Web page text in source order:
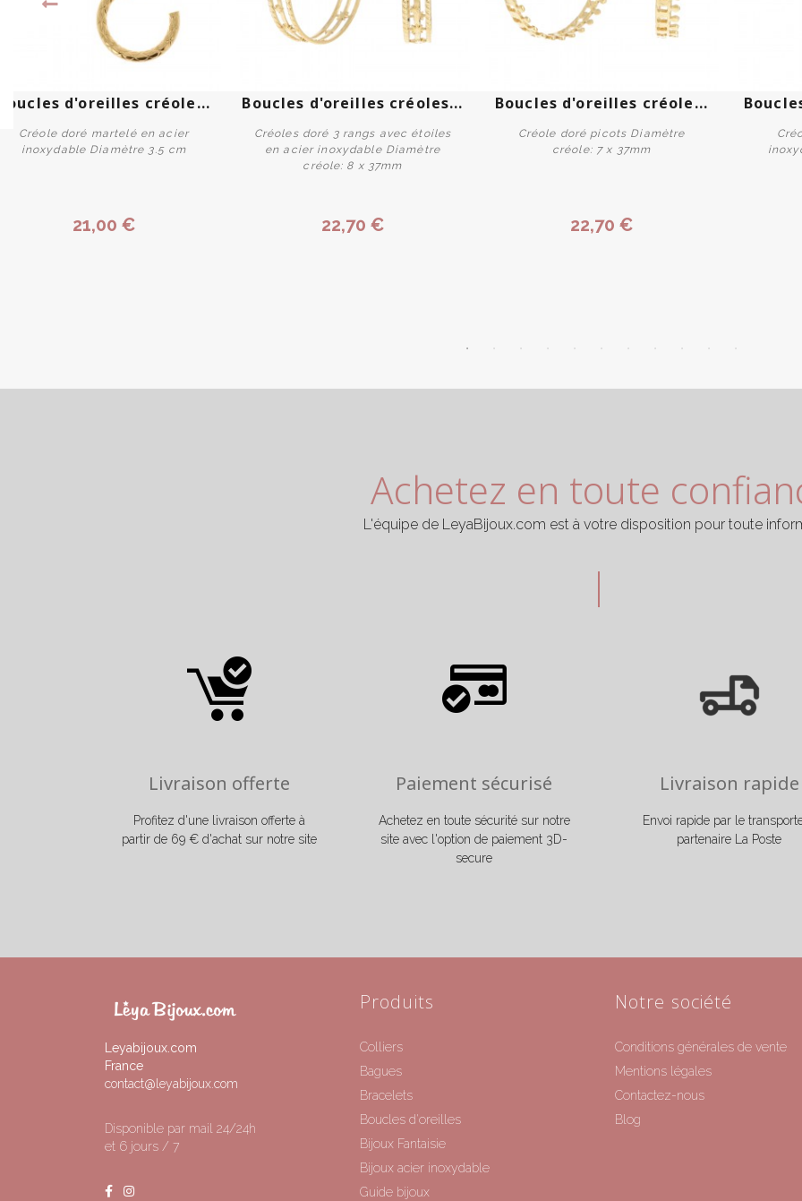
d'oreilles créole...
Créole doré martelé en acier
inoxydable Diamètre 3.5 cm
21,00 €
Boucles d'oreilles créoles...
Créoles doré 3 rangs avec étoiles
en acier inoxydable Diamètre
créole: 8 x 37mm
22,70 €
Boucles d'oreilles créole...
Créole doré picots Diamètre
créole: 7 x 37mm
22,70 €
Achetez en toute
L'équipe de LeyaBijoux.com est à votre disposition pour toute
Livraison offerte
Profitez d'une livraison offerte à
partir de 69 € d'achat sur notre site
Paiement sécurisé
Achetez en toute sécurité sur notre
site avec l'option de paiement 3D-
secure
Livraison rapide
Envoi rapide par le
partenaire La Poste
Leyabijoux.com
France
contact@leyabijoux.com
Disponible par mail 24/24h
et 6 jours / 7
Produits
Colliers
Bagues
Bracelets
Boucles d'oreilles
Bijoux Fantaisie
Bijoux acier inoxydable
Guide bijoux
Notre société
Conditions générales de vente
Mentions légales
Contactez-nous
Blog